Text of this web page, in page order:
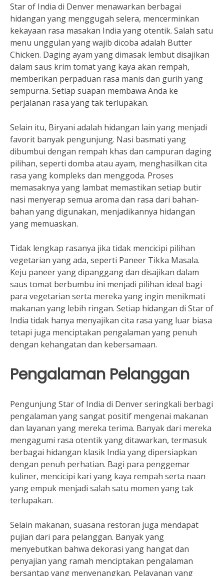
Star of India di Denver menawarkan berbagai
hidangan yang menggugah selera, mencerminkan
kekayaan rasa masakan India yang otentik. Salah satu
menu unggulan yang wajib dicoba adalah Butter
Chicken. Daging ayam yang dimasak lembut disajikan
dalam saus krim tomat yang kaya akan rempah,
memberikan perpaduan rasa manis dan gurih yang
sempurna. Setiap suapan membawa Anda ke
perjalanan rasa yang tak terlupakan.
Selain itu, Biryani adalah hidangan lain yang menjadi
favorit banyak pengunjung. Nasi basmati yang
dibumbui dengan rempah khas dan campuran daging
pilihan, seperti domba atau ayam, menghasilkan cita
rasa yang kompleks dan menggoda. Proses
memasaknya yang lambat memastikan setiap butir
nasi menyerap semua aroma dan rasa dari bahan-
bahan yang digunakan, menjadikannya hidangan
yang memuaskan.
Tidak lengkap rasanya jika tidak mencicipi pilihan
vegetarian yang ada, seperti Paneer Tikka Masala.
Keju paneer yang dipanggang dan disajikan dalam
saus tomat berbumbu ini menjadi pilihan ideal bagi
para vegetarian serta mereka yang ingin menikmati
makanan yang lebih ringan. Setiap hidangan di Star of
India tidak hanya menyajikan cita rasa yang luar biasa
tetapi juga menciptakan pengalaman yang penuh
dengan kehangatan dan kebersamaan.
Pengalaman Pelanggan
Pengunjung Star of India di Denver seringkali berbagi
pengalaman yang sangat positif mengenai makanan
dan layanan yang mereka terima. Banyak dari mereka
mengagumi rasa otentik yang ditawarkan, termasuk
berbagai hidangan klasik India yang dipersiapkan
dengan penuh perhatian. Bagi para penggemar
kuliner, mencicipi kari yang kaya rempah serta naan
yang empuk menjadi salah satu momen yang tak
terlupakan.
Selain makanan, suasana restoran juga mendapat
pujian dari para pelanggan. Banyak yang
menyebutkan bahwa dekorasi yang hangat dan
penyajian yang ramah menciptakan pengalaman
bersantap yang menyenangkan. Pelayanan yang